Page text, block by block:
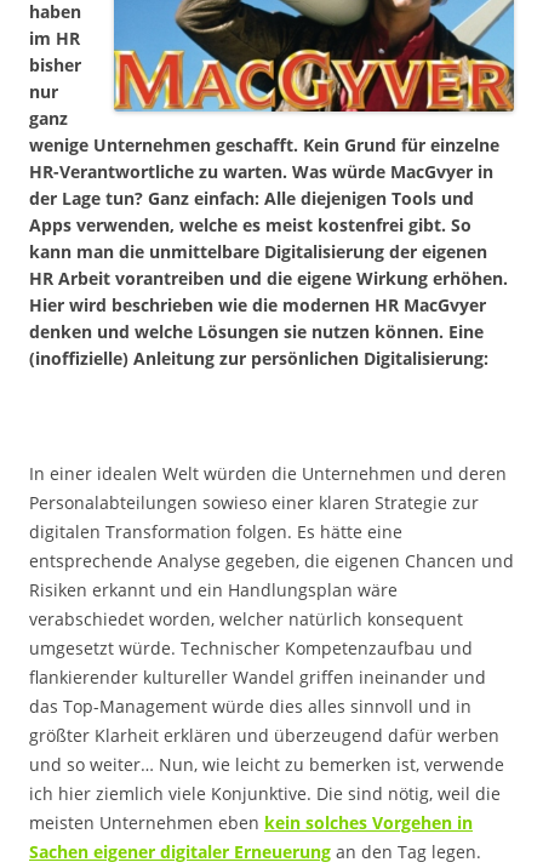
haben
im HR
bisher
nur
ganz
wenige Unternehmen geschafft. Kein Grund für einzelne
HR-Verantwortliche zu warten. Was würde MacGvyer in
der Lage tun? Ganz einfach: Alle diejenigen Tools und
Apps verwenden, welche es meist kostenfrei gibt. So
kann man die unmittelbare Digitalisierung der eigenen
HR Arbeit vorantreiben und die eigene Wirkung erhöhen.
Hier wird beschrieben wie die modernen HR MacGvyer
denken und welche Lösungen sie nutzen können. Eine
(inoffizielle) Anleitung zur persönlichen Digitalisierung:
In einer idealen Welt würden die Unternehmen und deren
Personalabteilungen sowieso einer klaren Strategie zur
digitalen Transformation folgen. Es hätte eine
entsprechende Analyse gegeben, die eigenen Chancen und
Risiken erkannt und ein Handlungsplan wäre
verabschiedet worden, welcher natürlich konsequent
umgesetzt würde. Technischer Kompetenzaufbau und
flankierender kultureller Wandel griffen ineinander und
das Top-Management würde dies alles sinnvoll und in
größter Klarheit erklären und überzeugend dafür werben
und so weiter… Nun, wie leicht zu bemerken ist, verwende
ich hier ziemlich viele Konjunktive. Die sind nötig, weil die
meisten Unternehmen eben kein solches Vorgehen in
Sachen eigener digitaler Erneuerung an den Tag legen.